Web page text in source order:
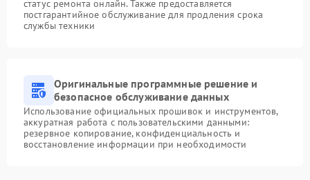
статус ремонта онлайн. Также предоставляется
постгарантийное обслуживание для продления срока
службы техники
Оригинальные программные решение и
безопасное обслуживание данных
Использование официальных прошивок и инструментов,
аккуратная работа с пользовательскими данными:
резервное копирование, конфиденциальность и
восстановление информации при необходимости